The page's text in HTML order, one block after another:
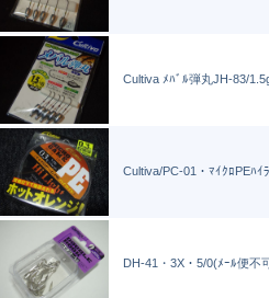
Cultiva ﾒﾊﾞﾙ弾丸JH-83/
Cultiva/PC-01・ﾏｲｸﾛPEﾊｲ
DH-41・3X・5/0(ﾒｰﾙ便不